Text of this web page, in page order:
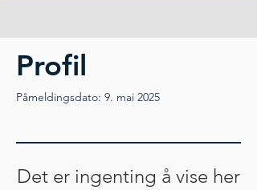
Profil
Påmeldingsdato: 9. mai 2025
Det er ingenting å vise her